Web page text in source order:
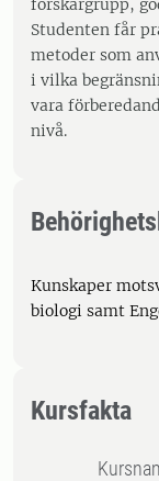
forskargrupp,
Studenten får
metoder som
i vilka
vara
nivå.
Kunskaper
biologi samt
Kursfakta